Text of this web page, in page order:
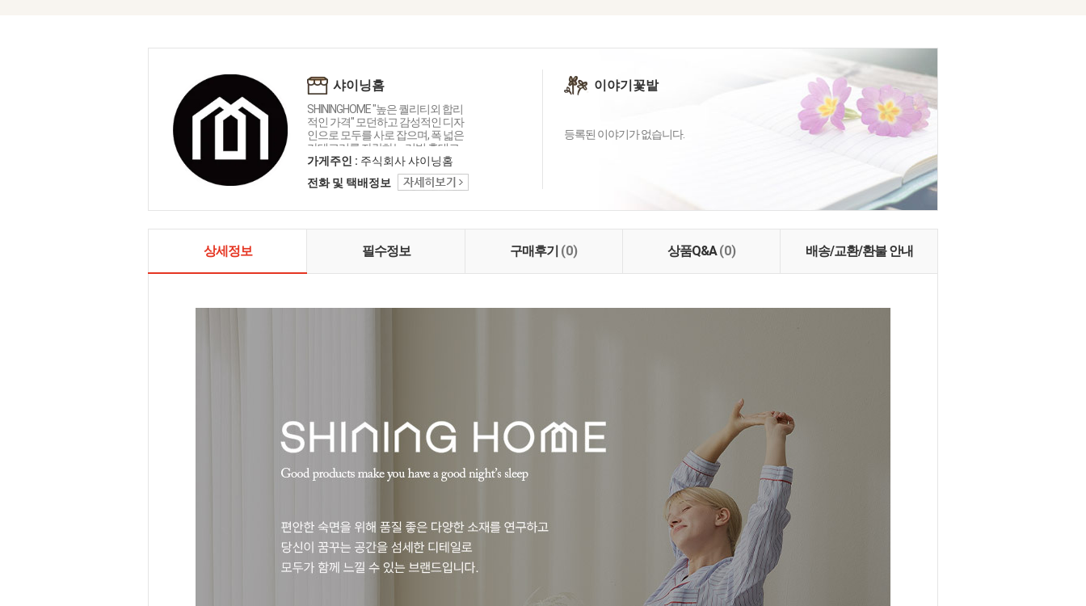
샤이닝홈
SHININGHOME "높은 퀄리티외 합리
적인 가격" 모던하고 감성적인 디자
인으로 모두를 사로 잡으며, 폭 넓은
카테고리를 자랑하는 리빙 홈데코
인테리어 샤이닝홈입니다.
가게주인 : 주식회사 샤이닝홈
전화 및 택배정보
이야기꽃밭
등록된 이야기가 없습니다.
상세정보 필수정보 구매후기 (0) 상품Q&A(0) 배송/교환/환불 안내